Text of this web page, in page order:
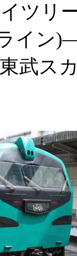
ツリ
イン
武ス